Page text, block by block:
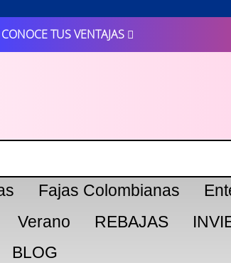
TUS VENTAJAS
Fajas Colombianas
Verano REBAJAS
BLOG